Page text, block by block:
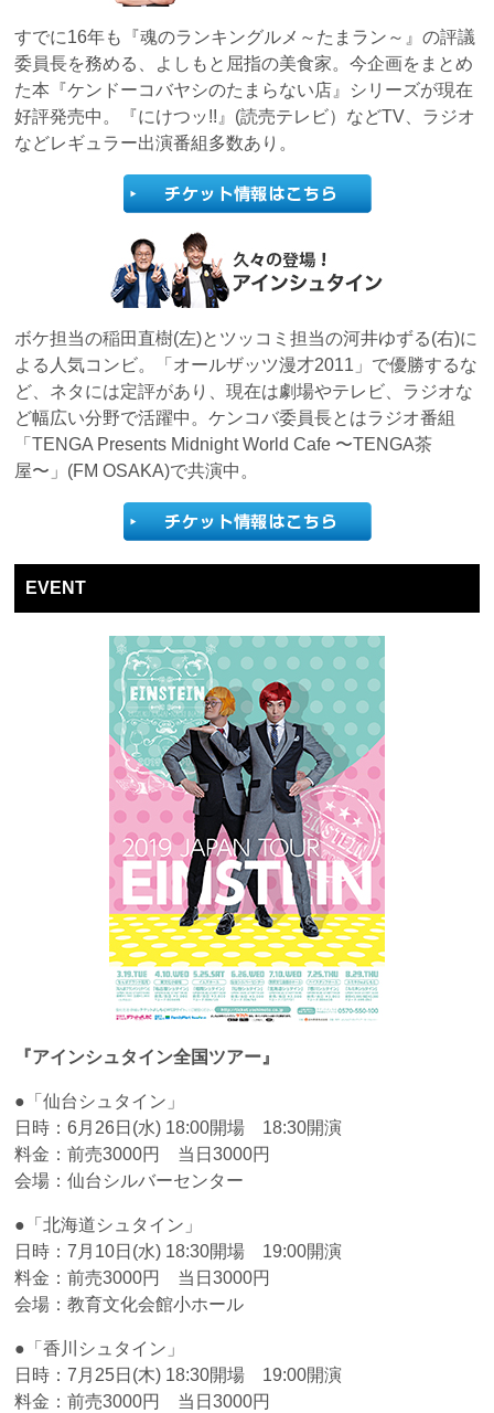
すでに16年も『魂のランキングルメ～たまラン～』の評議
委員長を務める、よしもと屈指の美食家。今企画をまとめ
た本『ケンドーコバヤシのたまらない店』シリーズが現在
好評発売中。『にけつッ!!』(読売テレビ）などTV、ラジオ
などレギュラー出演番組多数あり。
ボケ担当の稲田直樹(左)とツッコミ担当の河井ゆずる(右)に
よる人気コンビ。「オールザッツ漫才2011」で優勝するな
ど、ネタには定評があり、現在は劇場やテレビ、ラジオな
ど幅広い分野で活躍中。ケンコバ委員長とはラジオ番組
「TENGA Presents Midnight World Cafe 〜TENGA茶
屋〜」(FM OSAKA)で共演中。
EVENT
『アインシュタイン全国ツアー』
●「仙台シュタイン」
日時：6月26日(水) 18:00開場 18:30開演
料金：前売3000円 当日3000円
会場：仙台シルバーセンター
●「北海道シュタイン」
日時：7月10日(水) 18:30開場 19:00開演
料金：前売3000円 当日3000円
会場：教育文化会館小ホール
●「香川シュタイン」
日時：7月25日(木) 18:30開場 19:00開演
料金：前売3000円 当日3000円